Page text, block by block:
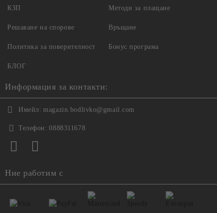
КЗП
Решаване на спорове
Политика за поверителност
Методи за плащане
Връщане
Бонус програма
БЛОГ
Информация за контакти:
Имейл: magazin.bodlivko@gmail.com
Телефон: 0888311678
Ние работим с